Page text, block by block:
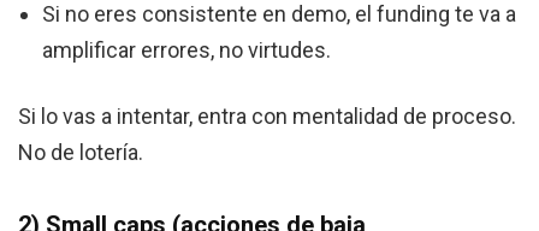
Si no eres consistente en demo, el funding te va a
amplificar errores, no virtudes.
Si lo vas a intentar, entra con mentalidad de proceso.
No de lotería.